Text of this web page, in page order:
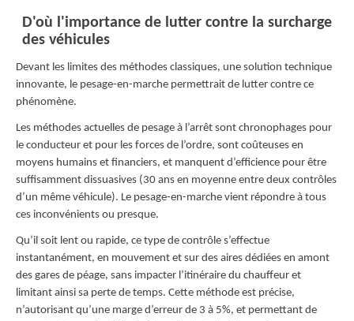
D'où l'importance de lutter contre la surcharge
des véhicules
Devant les limites des méthodes classiques, une solution technique
innovante, le pesage-en-marche permettrait de lutter contre ce
phénomène.
Les méthodes actuelles de pesage à l’arrêt sont chronophages pour
le conducteur et pour les forces de l’ordre, sont coûteuses en
moyens humains et financiers, et manquent d’efficience pour être
suffisamment dissuasives (30 ans en moyenne entre deux contrôles
d’un même véhicule). Le pesage-en-marche vient répondre à tous
ces inconvénients ou presque.
Qu’il soit lent ou rapide, ce type de contrôle s’effectue
instantanément, en mouvement et sur des aires dédiées en amont
des gares de péage, sans impacter l’itinéraire du chauffeur et
limitant ainsi sa perte de temps. Cette méthode est précise,
n’autorisant qu’une marge d’erreur de 3 à 5%, et permettant de